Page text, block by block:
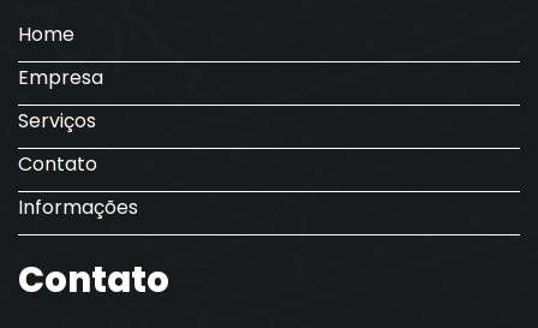
Home
Empresa
Serviços
Contato
Informações
Contato